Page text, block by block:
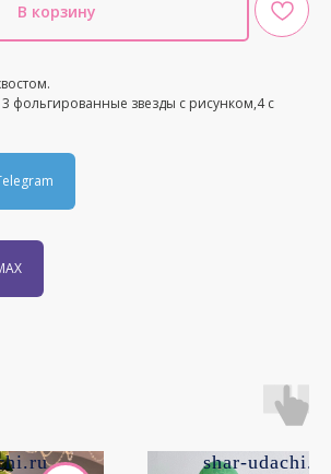
В корзину
фольгированные звезды с рисунком,4 с
shar-udachi.ru